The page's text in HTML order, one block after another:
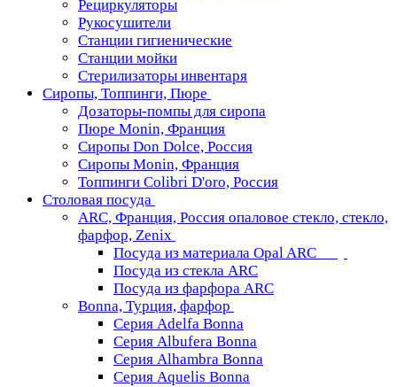
Рециркуляторы
Рукосушители
Станции гигиенические
Станции мойки
Стерилизаторы инвентаря
Сиропы, Топпинги, Пюре
Дозаторы-помпы для сиропа
Пюре Monin, Франция
Сиропы Don Dolce, Россия
Сиропы Monin, Франция
Топпинги Colibri D'oro, Россия
Столовая посуда
ARC, Франция, Россия опаловое стекло, стекло,
фарфор, Zenix
Посуда из материала Opal ARC
Посуда из стекла ARC
Посуда из фарфора ARC
Bonna, Турция, фарфор
Серия Adelfa Bonna
Серия Albufera Bonna
Серия Alhambra Bonna
Серия Aquelis Bonna